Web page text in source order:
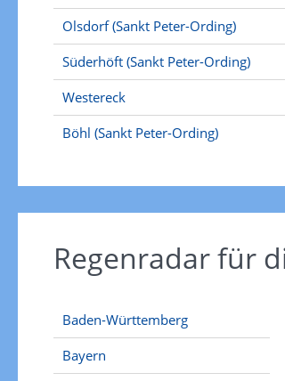
Olsdorf (Sankt Peter-Ording)
Süderhöft (Sankt Peter-Ording)
Westereck
Böhl (Sankt Peter-Ording)
Regenradar für
Baden-Württemberg
Bayern